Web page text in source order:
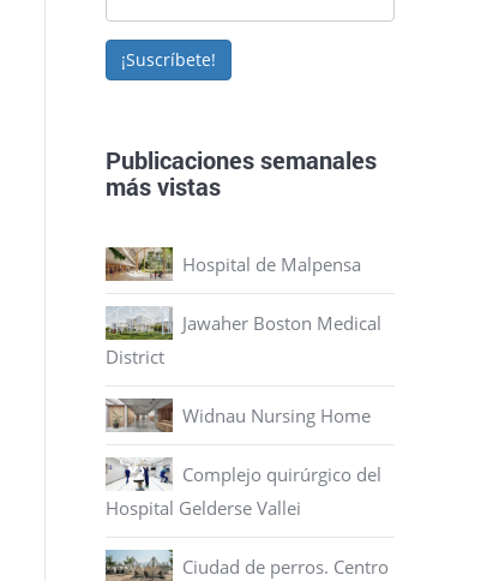
¡Suscríbete!
Publicaciones semanales
más vistas
Hospital de Malpensa
Jawaher Boston Medical
District
Widnau Nursing Home
Complejo quirúrgico del
Hospital Gelderse Vallei
Ciudad de perros. Centro